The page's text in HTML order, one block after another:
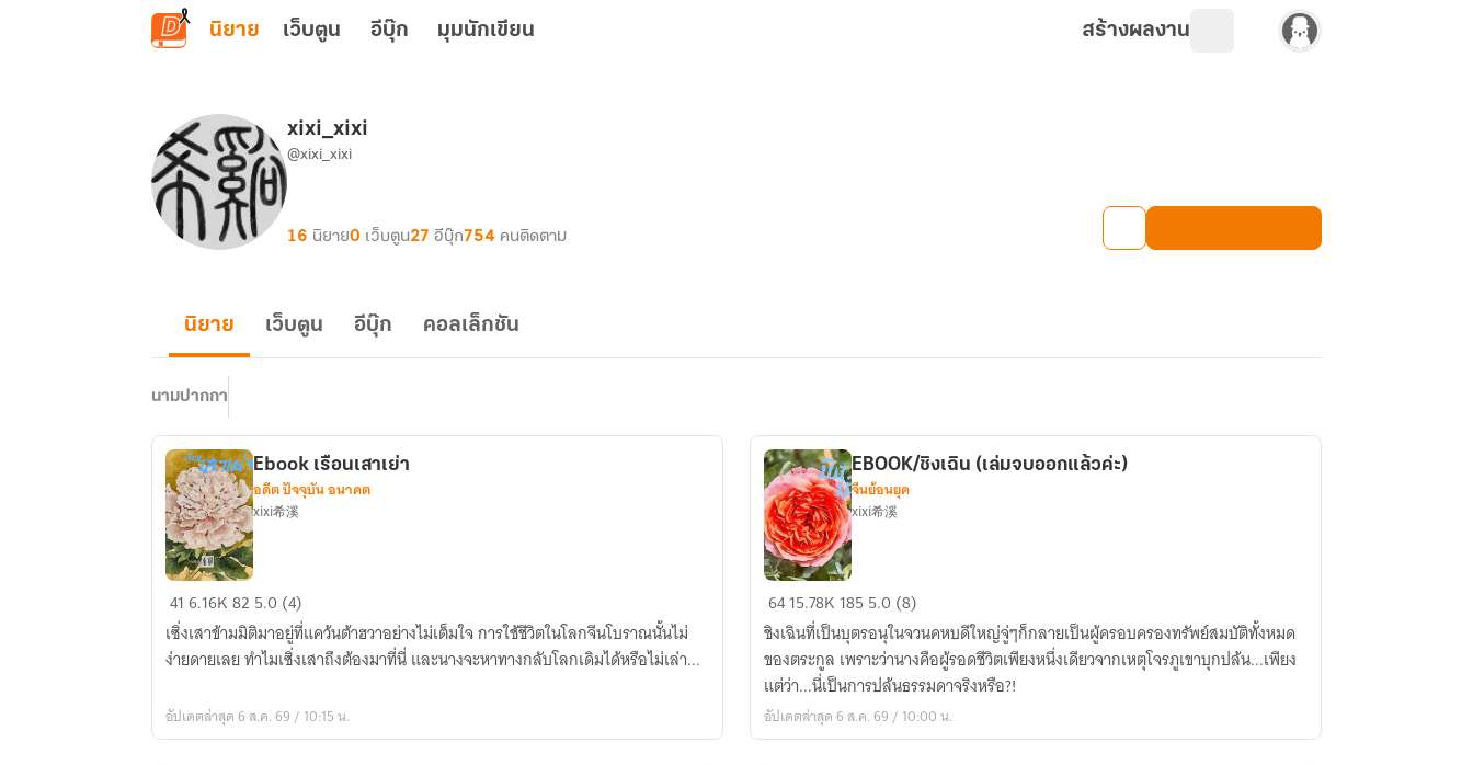
ข้ามไปยังเนื้อหาหลัก
นิยาย เว็บตูน อีบุ๊ก มุมนักเขียน สร้างผลงาน
xixi_xixi
@xixi_xixi
16 นิยาย0 เว็บตูน27 อีบุ๊ก754 คนติดตาม
นิยาย เว็บตูน อีบุ๊ก คอลเล็กชัน
นามปากกา
Ebook
เรือน
เสา
เย่า
Ebook เรือนเสาเย่า
อดีต ปัจจุบัน อนาคต
xixi希溪
416.16K82 5.0 (4)
เซิ่งเสาข้ามมิติมาอยู่ที่แคว้นต้าฮวาอย่างไม่เต็มใจ การใช้ชีวิตในโลกจีนโบราณนั้นไม่
ง่ายดายเลย ทำไมเซิ่งเสาถึงต้องมาที่นี่ และนางจะหาทางกลับโลกเดิมได้หรือไม่เล่า...
อัปเดตล่าสุด 6 ส.ค. 69 / 10:15 น.
EBOOK/
ชิง
เฉิน
(เล่ม
จบ
ออก
EBOOK/ชิงเฉิน (เล่มจบออกแล้วค่ะ)
จีนย้อนยุค
xixi希溪
6415.78K 185 5.0 (8)
ชิงเฉินที่เป็นบุตรอนุในจวนคหบดีใหญ่จู่ๆก็กลายเป็นผู้ครอบครองทรัพย์สมบัติทั้งหมด
ของตระกูล เพราะว่านางคือผู้รอดชีวิตเพียงหนึ่งเดียวจากเหตุโจรภูเขาบุกปล้น...เพียง
แต่ว่า...นี่เป็นการปล้นธรรมดาจริงหรือ?!
อัปเดตล่าสุด 6 ส.ค. 69 / 10:00 น.